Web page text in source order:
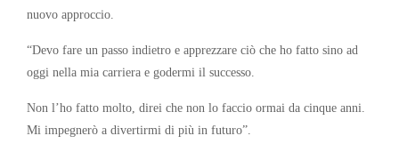
nuovo approccio.
“Devo fare un passo indietro e apprezzare ciò che ho fatto sino ad
oggi nella mia carriera e godermi il successo.
Non l’ho fatto molto, direi che non lo faccio ormai da cinque anni.
Mi impegnerò a divertirmi di più in futuro”.